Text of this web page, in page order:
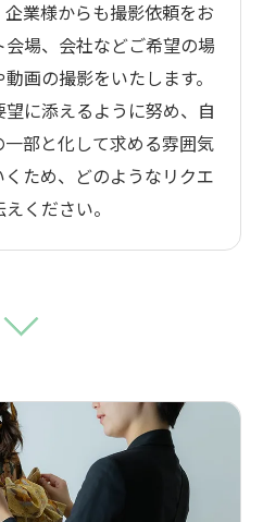
業様からも撮影依頼をお
場、会社などご希望の場
画の撮影をいたします。
に添えるように努め、自
部と化して求める雰囲気
ため、どのようなリクエ
ください。